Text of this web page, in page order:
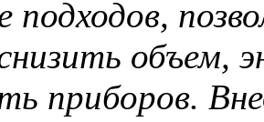
подходов,
объем,
приборов.